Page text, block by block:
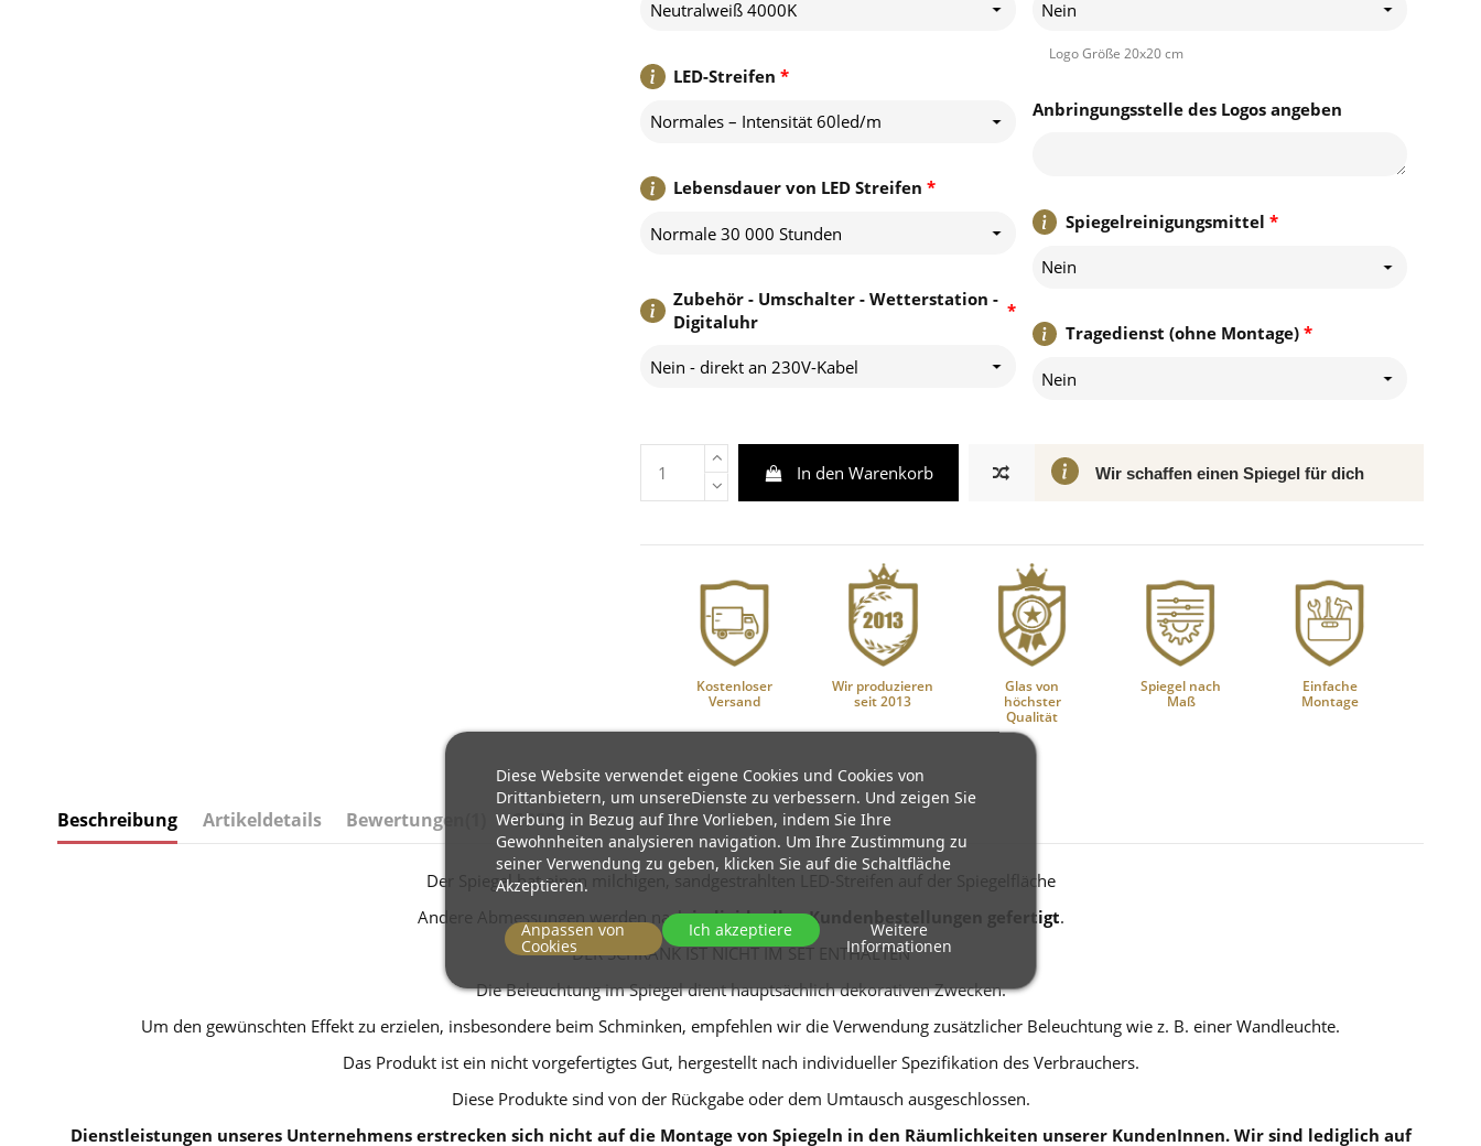
Neutralweiß 4000K
*
LED-Streifen
Normales – Intensität 60led/m
*
Lebensdauer von LED Streifen
Normale 30 000 Stunden
*
Zubehör - Umschalter - Wetterstation -
Digitaluhr
Nein - direkt an 230V-Kabel
Nein
Logo Größe 20x20 cm
Anbringungsstelle des Logos angeben
*
Spiegelreinigungsmittel
Nein
*
Tragedienst (ohne Montage)
Nein
In den Warenkorb Wir schaffen einen Spiegel für dich
Kostenloser
Versand
Wir produzieren
seit 2013
Glas von
höchster
Qualität
Spiegel nach
Maß
Einfache
Montage
Beschreibung Artikeldetails Bewertungen GPSR
Der Spiegel hat einen milchigen, sandgestrahlten LED-Streifen auf der Spiegelfläche
Andere Abmessungen werden nachindividuellen Kundenbestellungen gefertigt.
DER SCHRANK IST NICHT IM SET ENTHALTEN
Die Beleuchtung im Spiegel dient hauptsächlich dekorativen Zwecken.
Um den gewünschten Effekt zu erzielen, insbesondere beim Schminken, empfehlen wir die Verwendung zusätzlicher Beleuchtung wie z. B. einer Wandleuchte.
Das Produkt ist ein nicht vorgefertigtes Gut, hergestellt nach individueller Spezifikation des Verbrauchers.
Diese Produkte sind von der Rückgabe oder dem Umtausch ausgeschlossen.
Dienstleistungen unseres Unternehmens erstrecken sich nicht auf die Montage von Spiegeln in den Räumlichkeiten unserer KundenInnen. Wir sind lediglich auf
Diese Website verwendet eigene Cookies und Cookies von
Drittanbietern, um unsereDienste zu verbessern. Und zeigen Sie
Werbung in Bezug auf Ihre Vorlieben, indem Sie Ihre
Gewohnheiten analysieren navigation. Um Ihre Zustimmung zu
seiner Verwendung zu geben, klicken Sie auf die Schaltfläche
Akzeptieren.
Weitere
Informationen
Anpassen von
Cookies
Ich akzeptiere